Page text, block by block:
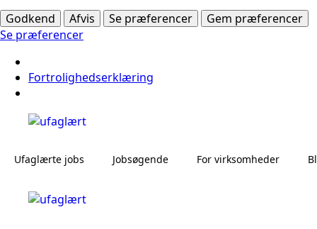
Godkend
Afvis Se præferencer
Gem præferencer
Se præferencer
Fortrolighedserklæring
Ufaglærte jobs Jobsøgende For virksomheder